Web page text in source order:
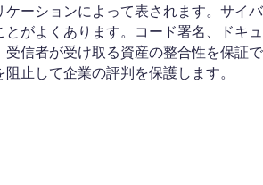
ーションによって表されます。サイバ
がよくあります。コード署名、ドキュ
信者が受け取る資産の整合性を保証
止して企業の評判を保護します。